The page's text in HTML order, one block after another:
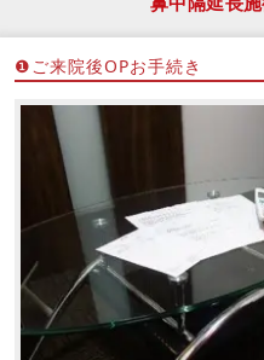
❶ご来院後OPお手続き